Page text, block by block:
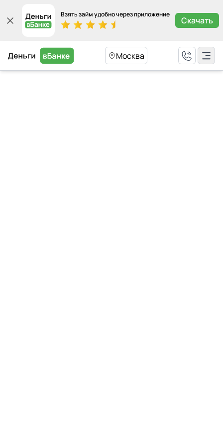
Взять займ удобно через приложение
Скачать
Москва